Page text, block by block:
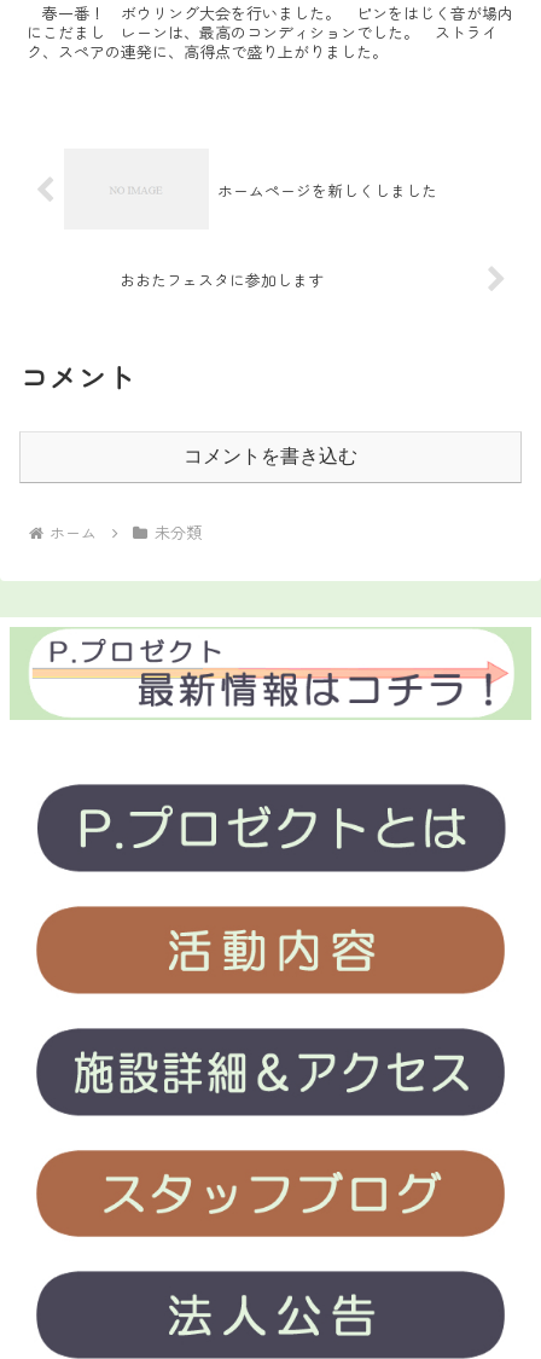
春一番！ ボウリング大会を行いました。 ピンをはじく音が場内
にこだまし レーンは、最高のコンディションでした。 ストライ
ク、スペアの連発に、高得点で盛り上がりました。
ホームページを新しくしました
おおたフェスタに参加します
コメント
コメントを書き込む
ホーム 未分類